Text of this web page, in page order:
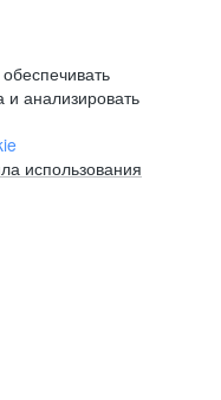
и анализировать
использования